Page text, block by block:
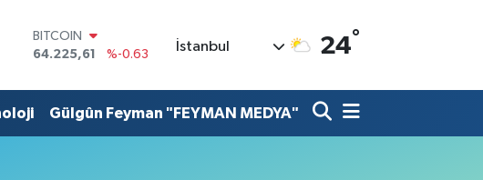
BITCOIN
64.225,61
%-0.63
47,7143
%0.16
EURO
İstanbul 24°
Gülgûn Feyman "FEYMAN MEDYA"